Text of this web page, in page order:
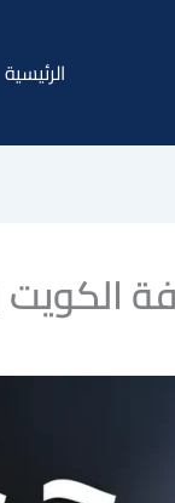
الرئيسية